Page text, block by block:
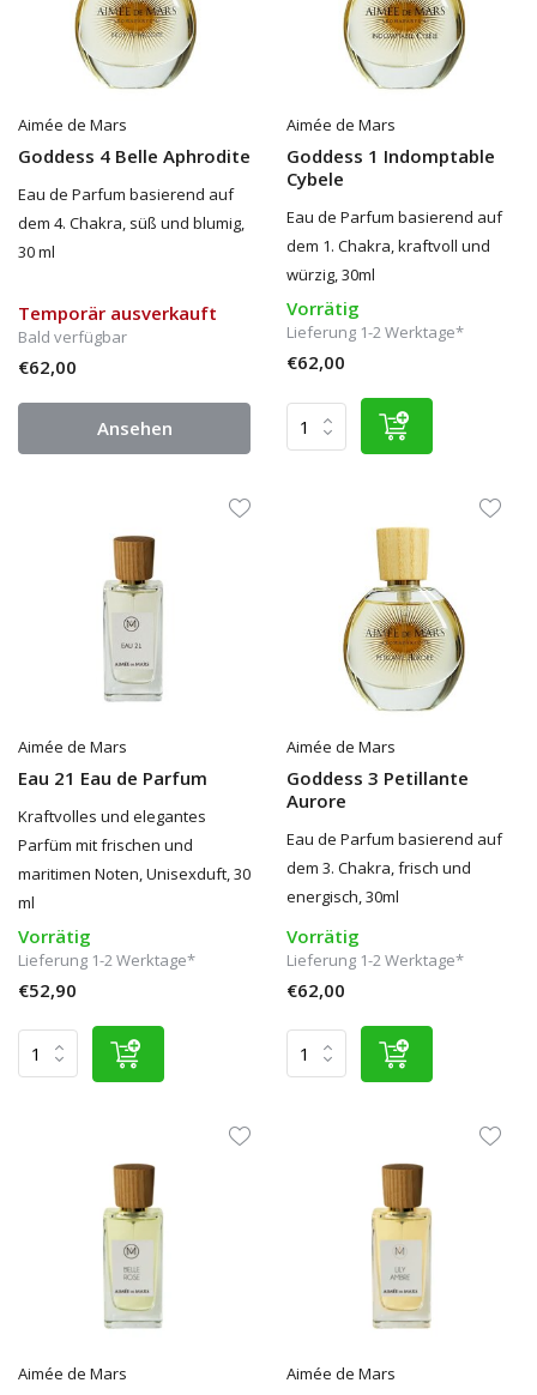
Aimée de Mars
Goddess 4 Belle Aphrodite
Eau de Parfum basierend auf
dem 4. Chakra, süß und blumig,
30 ml
Temporär ausverkauft
Bald verfügbar
€62,00
Ansehen
Aimée de Mars
Goddess 1 Indomptable
Cybele
Eau de Parfum basierend auf
dem 1. Chakra, kraftvoll und
würzig, 30ml
Vorrätig
Lieferung 1-2 Werktage*
€62,00
Aimée de Mars
Eau 21 Eau de Parfum
Kraftvolles und elegantes
Parfüm mit frischen und
maritimen Noten, Unisexduft, 30
ml
Vorrätig
Lieferung 1-2 Werktage*
€52,90
Aimée de Mars
Goddess 3 Petillante
Aurore
Eau de Parfum basierend auf
dem 3. Chakra, frisch und
energisch, 30ml
Vorrätig
Lieferung 1-2 Werktage*
€62,00
Aimée de Mars Aimée de Mars